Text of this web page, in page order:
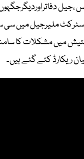
،جیل
ملیرجیل میں
میں مشکلات کا
ریکارڈ کئے گئے ہیں۔